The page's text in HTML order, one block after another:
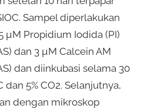
Sampel diperlakukan
µM Propidium Iodida (PI)
dan 3 µM Calcein AM
dan diinkubasi selama 30
dan 5% CO2. Selanjutnya,
dengan mikroskop